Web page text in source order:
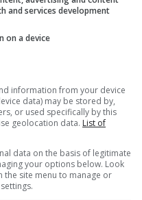
con rucola e
and services development
on a device
information from your device
data) may be stored by,
or used specifically by this
geolocation data. List of
data on the basis of legitimate
your options below. Look
site menu to manage or